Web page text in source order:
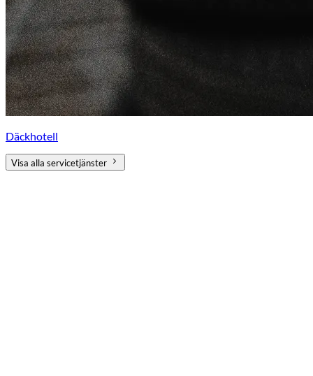
Däckhotell
Visa alla servicetjänster